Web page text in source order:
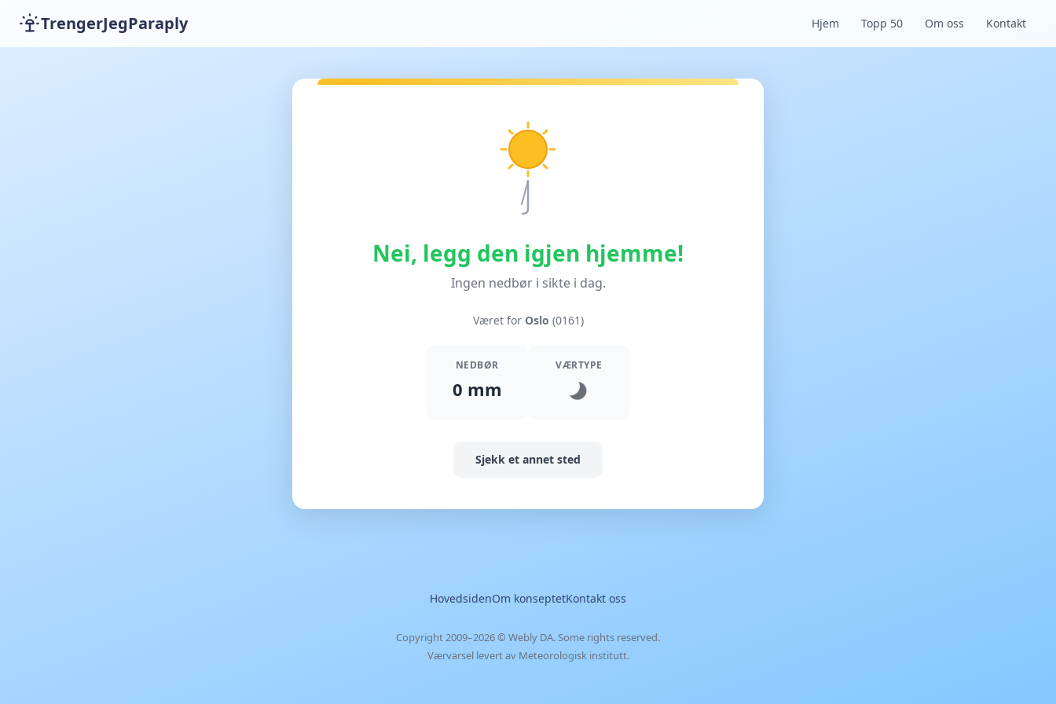
TrengerJegParaply Hjem Topp 50 Om oss Kontakt
Nei, legg den igjen hjemme!
Ingen nedbør i sikte i dag.
Været for Oslo (0161)
NEDBØR
0 mm
VÆRTYPE
Sjekk et annet sted
HovedsidenOm konseptetKontakt oss
Copyright 2009–2026 © Webly DA. Some rights reserved.
Værvarsel levert av Meteorologisk institutt.